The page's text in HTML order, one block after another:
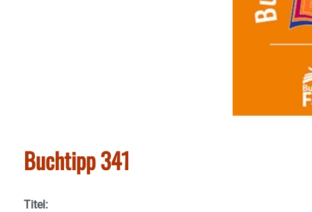
Buchtipp 341
Titel: